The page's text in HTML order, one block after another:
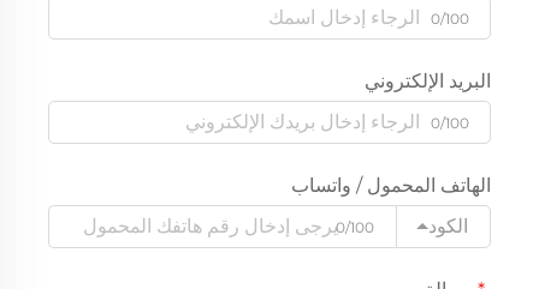
0/100
البريد الإلكتروني
0/100
الهاتف المحمول / واتساب
الكود
0/100